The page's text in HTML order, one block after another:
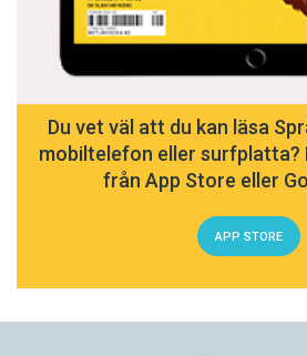
Du vet väl att du kan läsa
mobiltelefon eller surfplatta?
från App Store eller
APP STORE